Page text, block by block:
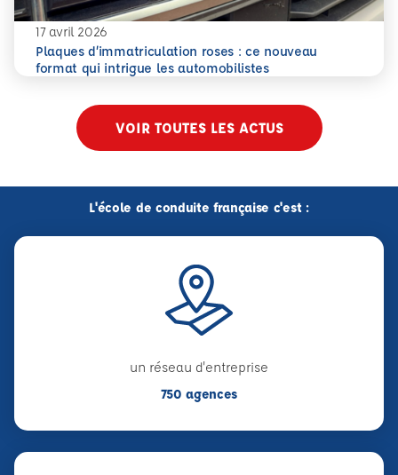
17 avril 2026
Plaques d’immatriculation roses : ce nouveau
format qui intrigue les automobilistes
En savoir plus
Plaques d’immatriculation roses : ce nouveau format
VOIR TOUTES LES ACTUS
L'école de conduite française c'est :
un réseau d'entreprise
750 agences